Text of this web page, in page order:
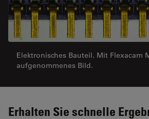
Elektronisches Bauteil. Mit Flexacam
aufgenommenes Bild.
Erhalten Sie schnelle